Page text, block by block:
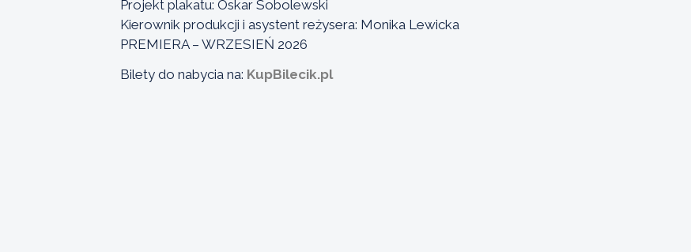
Projekt plakatu: Oskar Sobolewski
Kierownik produkcji i asystent reżysera: Monika Lewicka
PREMIERA – WRZESIEŃ 2026
Bilety do nabycia na: KupBilecik.pl